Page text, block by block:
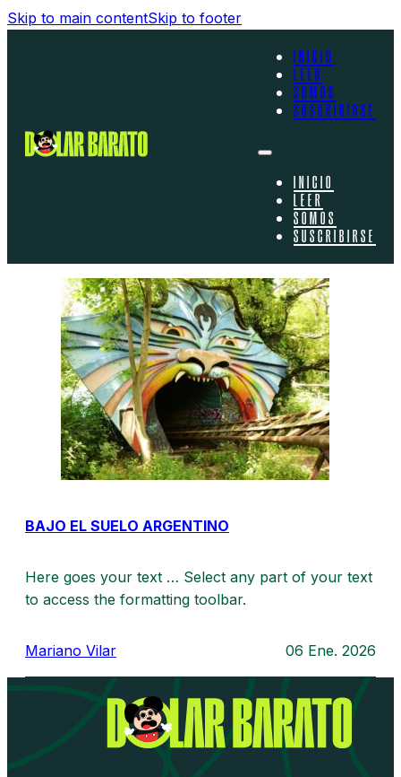
Skip to main contentSkip to footer
INICIO
LEER
SOMOS
SUSCRIBIRSE
INICIO
LEER
SOMOS
SUSCRIBIRSE
BAJO EL SUELO ARGENTINO
Here goes your text … Select any part of your text
to access the formatting toolbar.
Mariano Vilar 06 Ene. 2026